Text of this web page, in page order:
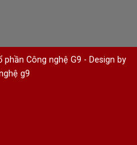
Công nghệ G9 - Design by
g9